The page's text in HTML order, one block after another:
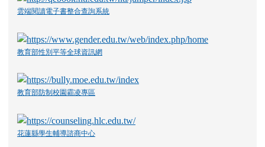
雲端閱讀電子書整合查詢系統
教育部性別平等全球資訊網
教育部防制校園霸凌專區
花蓮縣學生輔導諮商中心